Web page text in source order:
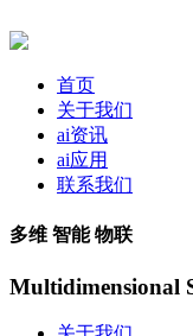
首页
关于我们
ai资讯
ai应用
联系我们
多维 智能 物联
Multidimensional